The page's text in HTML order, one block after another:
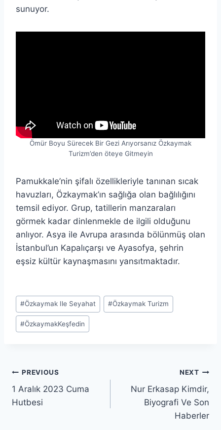
sunuyor.
Ömür Boyu Sürecek Bir Gezi Arıyorsanız Özkaymak
Turizm’den öteye Gitmeyin
Pamukkale’nin şifalı özellikleriyle tanınan sıcak
havuzları, Özkaymak’ın sağlığa olan bağlılığını
temsil ediyor. Grup, tatillerin manzaraları
görmek kadar dinlenmekle de ilgili olduğunu
anlıyor. Asya ile Avrupa arasında bölünmüş olan
İstanbul’un Kapalıçarşı ve Ayasofya, şehrin
eşsiz kültür kaynaşmasını yansıtmaktadır.
Post
Tags:
#Özkaymak Ile Seyahat #Özkaymak Turizm
#ÖzkaymakKeşfedin
Post
navigation
PREVIOUS
1 Aralık 2023 Cuma
Hutbesi
NEXT
Nur Erkasap Kimdir,
Biyografi Ve Son
Haberler